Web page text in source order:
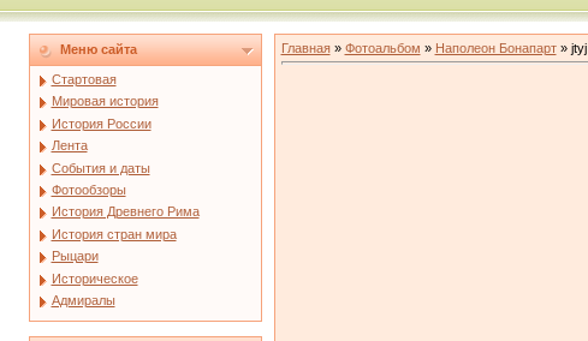
Меню сайта
Стартовая
Мировая история
История России
Лента
События и даты
Фотообзоры
История Древнего Рима
История стран мира
Рыцари
Историческое
Адмиралы
Главная» Фотоальбом » Наполеон Бонапарт» jtyj